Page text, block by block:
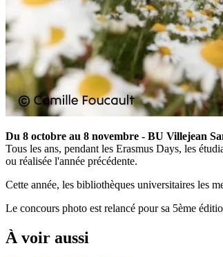
Du 8 octobre au 8 novembre - BU Villejean
Tous les ans, pendant les Erasmus Days, les
ou réalisée l'année précédente.
Cette année, les bibliothèques universitaires les
Le concours photo est relancé pour sa 5ème
À voir aussi